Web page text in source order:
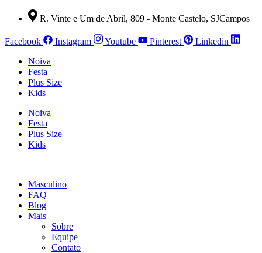
conteúdo
R. Vinte e Um de Abril, 809 - Monte Castelo, SJCampos
Facebook Instagram Youtube Pinterest
Linkedin
Noiva
Festa
Plus Size
Kids
Noiva
Festa
Plus Size
Kids
Masculino
FAQ
Blog
Mais
Sobre
Equipe
Contato